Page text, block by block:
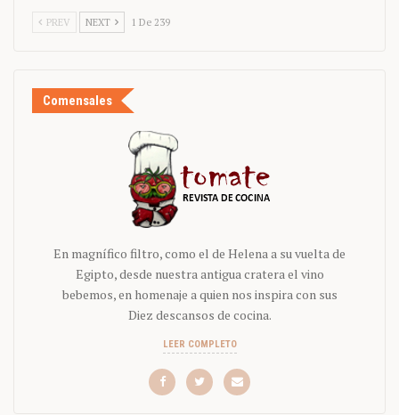
PREV NEXT 1 De 239
Comensales
En magnífico filtro, como el de Helena a su vuelta de
Egipto, desde nuestra antigua cratera el vino
bebemos, en homenaje a quien nos inspira con sus
Diez descansos de cocina.
LEER COMPLETO